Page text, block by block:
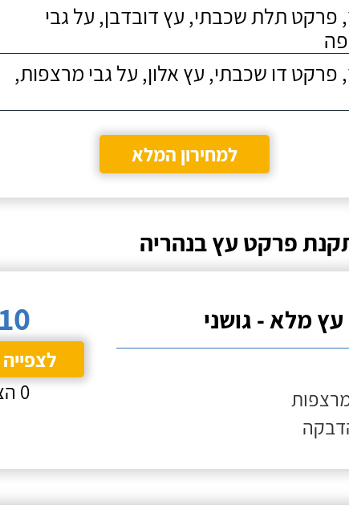
תלת שכבתי, עץ דובדבן, על גבי
דו שכבתי, עץ אלון, על גבי מרצפות,
למחירון המלא
פרקט עץ בנהריה
מלא - גושני
0 הצעות מחיר